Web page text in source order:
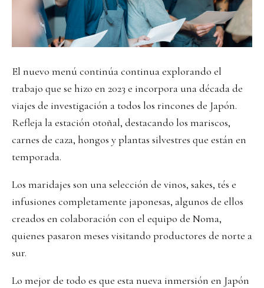
El nuevo menú continúa continua explorando el
trabajo que se hizo en 2023 e incorpora una década de
viajes de investigación a todos los rincones de Japón.
Refleja la estación otoñal, destacando los mariscos,
carnes de caza, hongos y plantas silvestres que están en
temporada.
Los maridajes son una selección de vinos, sakes, tés e
infusiones completamente japonesas, algunos de ellos
creados en colaboración con el equipo de Noma,
quienes pasaron meses visitando productores de norte a
sur.
Lo mejor de todo es que esta nueva inmersión en Japón